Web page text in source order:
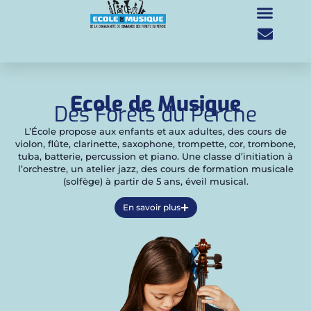
Ecole de Musique
Des Forêts du Perche
L’École propose aux enfants et aux adultes, des cours de
violon, flûte, clarinette, saxophone, trompette, cor, trombone,
tuba, batterie, percussion et piano. Une classe d’initiation à
l’orchestre, un atelier jazz, des cours de formation musicale
(solfège) à partir de 5 ans, éveil musical.
En savoir plus